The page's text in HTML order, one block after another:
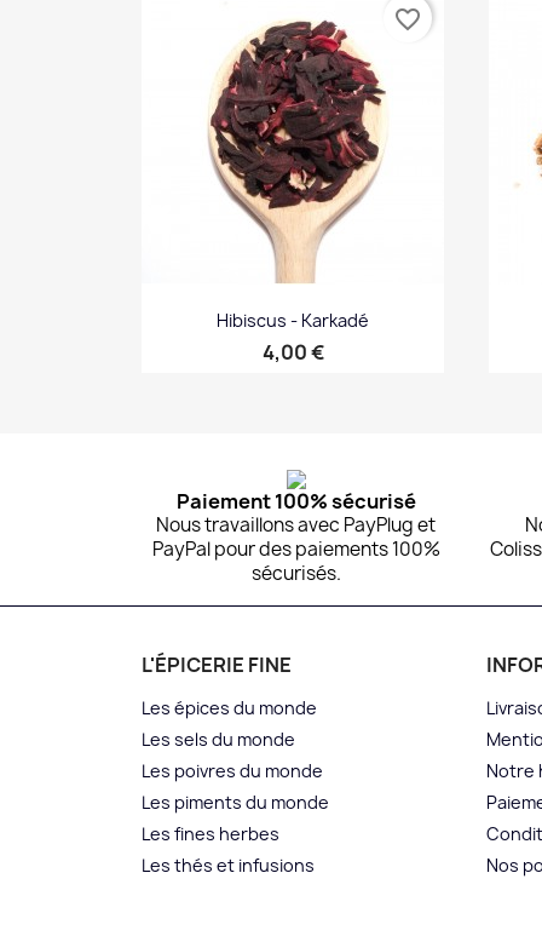
Hibiscus - Karkadé
Prix
4,00 €
favorite_border
Paiement 100% sécurisé
Nous travaillons avec PayPlug et
PayPal pour des paiements 100%
sécurisés.
L'ÉPICERIE FINE
Les épices du monde
Les sels du monde
Les poivres du monde
Les piments du monde
Les fines herbes
Les thés et infusions
Notre
Nos